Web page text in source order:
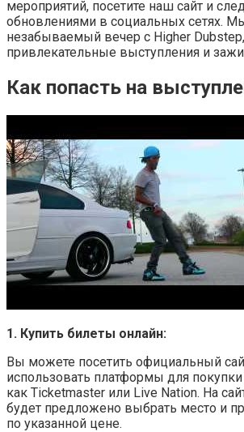
мероприятий, посетите наш сайт и
обновлениями в социальных сетях.
незабываемый вечер с Higher
привлекательные выступления и
Как попасть на
1. Купить билеты онлайн:
Вы можете посетить официальный
использовать платформы для покупки
как Ticketmaster или Live Nation. На
будет предложено выбрать место и
по указанной цене.